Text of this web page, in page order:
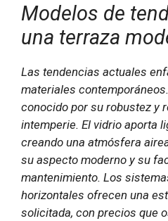
Modelos de
una terraza
Las tendencias actuales
materiales
conocido por su robustez y
intemperie. El vidrio aporta
creando una atmósfera
su aspecto moderno y su
mantenimiento. Los
horizontales ofrecen una
solicitada, con precios que